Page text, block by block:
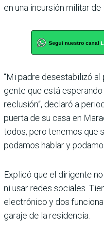
en una incursión militar de
“Mi padre desestabilizó al
gente que está
reclusión”, declaró a
puerta de su casa en
todos, pero tenemos que
podamos hablar y
Explicó que el dirigente
ni usar redes sociales.
electrónico y dos
garaje de la residencia.